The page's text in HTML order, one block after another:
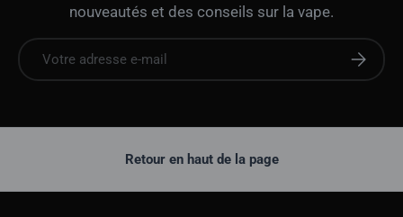
nouveautés et des conseils sur la vape.
E-mail
Retour en haut de la page